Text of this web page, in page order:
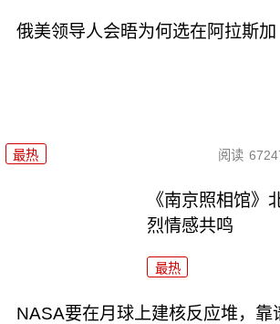
俄美领导人会晤为何选在阿拉斯加
最热 阅读
《南京照相馆》
烈情感共鸣
最热
NASA要在月球上建核反应堆，靠